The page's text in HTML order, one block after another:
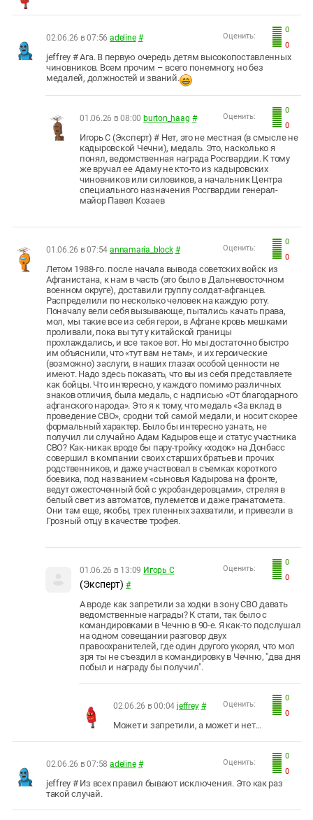
0
0
Оценить:
02.06.26 в 07:56 adeline #
jeffrey # Ага. В первую очередь детям высокопоставленных
чиновников. Всем прочим – всего понемногу, но без
медалей, должностей и званий.
0
0
Оценить:
01.06.26 в 08:00 burton_haag #
Игорь С (Эксперт) # Нет, это не местная (в смысле не
кадыровской Чечни), медаль. Это, насколько я
понял, ведомственная награда Росгвардии. К тому
же вручал ее Адаму не кто-то из кадыровских
чиновников или силовиков, а начальник Центра
специального назначения Росгвардии генерал-
майор Павел Козаев
0
0
Оценить:
01.06.26 в 07:54 annamaria_block #
Летом 1988-го. после начала вывода советских войск из
Афганистана, к нам в часть (это было в Дальневосточном
военном округе), доставили группу солдат-афганцев.
Распределили по несколько человек на каждую роту.
Поначалу вели себя вызывающе, пытались качать права,
мол, мы такие все из себя герои, в Афгане кровь мешками
проливали, пока вы тут у китайской границы
прохлаждались, и все такое вот. Но мы достаточно быстро
им объяснили, что «тут вам не там», и их героические
(возможно) заслуги, в наших глазах особой ценности не
имеют. Надо здесь показать, что вы из себя представляете
как бойцы. Что интересно, у каждого помимо различных
знаков отличия, была медаль, с надписью «От благодарного
афганского народа». Это я к тому, что медаль «За вклад в
проведение СВО», сродни той самой медали, и носит скорее
формальный характер. Было бы интересно узнать, не
получил ли случайно Адам Кадыров еще и статус участника
СВО? Как-никак вроде бы пару-тройку «ходок» на Донбасс
совершил в компании своих старших братьев и прочих
родственников, и даже участвовал в съемках короткого
боевика, под названием «сыновья Кадырова на фронте,
ведут ожесточенный бой с укробандеровцами», стреляя в
белый свет из автоматов, пулеметов и даже гранатомета.
Они там еще, якобы, трех пленных захватили, и привезли в
Грозный отцу в качестве трофея.
0
0
Оценить:
01.06.26 в 13:09 Игорь С
(Эксперт) #
А вроде как запретили за ходки в зону СВО давать
ведомственные награды? К стати, так было с
командировками в Чечню в 90-е. Я как-то подслушал
на одном совещании разговор двух
правоохранителей, где один другого укорял, что мол
зря ты не съездил в командировку в Чечню, "два дня
побыл и награду бы получил".
0
0
Оценить:
02.06.26 в 00:04 jeffrey #
Может и запретили, а может и нет...
0
0
Оценить:
02.06.26 в 07:58 adeline #
jeffrey # Из всех правил бывают исключения. Это как раз
такой случай.